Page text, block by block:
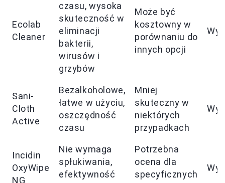
Ecolab
Cleaner
czasu, wysoka
skuteczność w
eliminacji
bakterii,
wirusów i
grzybów
Może być
kosztowny w
porównaniu do
innych opcji
Sani-
Cloth
Active
Bezalkoholowe,
łatwe w użyciu,
oszczędność
czasu
Mniej
skuteczny w
niektórych
przypadkach
Incidin
OxyWipe
NG
Nie wymaga
spłukiwania,
efektywność
Potrzebna
ocena dla
specyficznych